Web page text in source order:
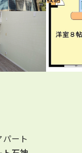
パート